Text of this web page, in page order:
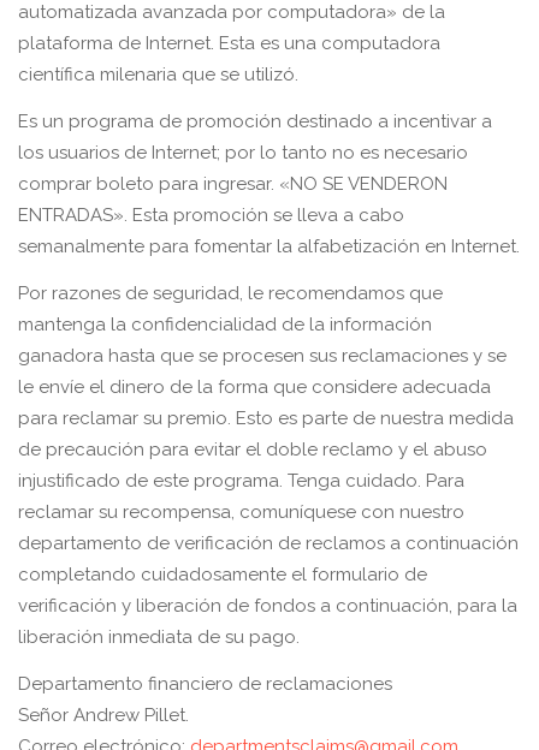
automatizada avanzada por computadora» de la
plataforma de Internet. Esta es una computadora
científica milenaria que se utilizó.
Es un programa de promoción destinado a incentivar a
los usuarios de Internet; por lo tanto no es necesario
comprar boleto para ingresar. «NO SE VENDERON
ENTRADAS». Esta promoción se lleva a cabo
semanalmente para fomentar la alfabetización en Internet.
Por razones de seguridad, le recomendamos que
mantenga la confidencialidad de la información
ganadora hasta que se procesen sus reclamaciones y se
le envíe el dinero de la forma que considere adecuada
para reclamar su premio. Esto es parte de nuestra medida
de precaución para evitar el doble reclamo y el abuso
injustificado de este programa. Tenga cuidado. Para
reclamar su recompensa, comuníquese con nuestro
departamento de verificación de reclamos a continuación
completando cuidadosamente el formulario de
verificación y liberación de fondos a continuación, para la
liberación inmediata de su pago.
Departamento financiero de reclamaciones
Señor Andrew Pillet.